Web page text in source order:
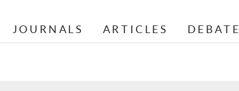
JOURNALS ARTICLES DEBATE